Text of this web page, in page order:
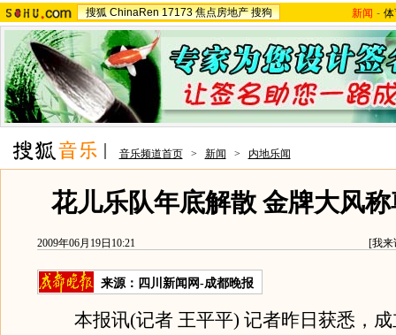
搜狐 ChinaRen 17173 焦点房地产 搜狗 新闻 -
音乐频道首页 > 新闻 > 内地乐闻
花儿乐队年底解散 金牌大风
2009年06月19日10:21 [我来
来源： 四川新闻网-成都晚报
本报讯(记者 王平平) 记者昨日获悉，成